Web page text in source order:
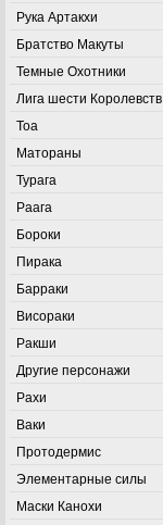
Рука Артакхи
Братство Макуты
Темные Охотники
Лига шести Королевств
Тоа
Матораны
Турага
Раага
Бороки
Пирака
Барраки
Висораки
Ракши
Другие персонажи
Рахи
Ваки
Протодермис
Элементарные силы
Маски Канохи